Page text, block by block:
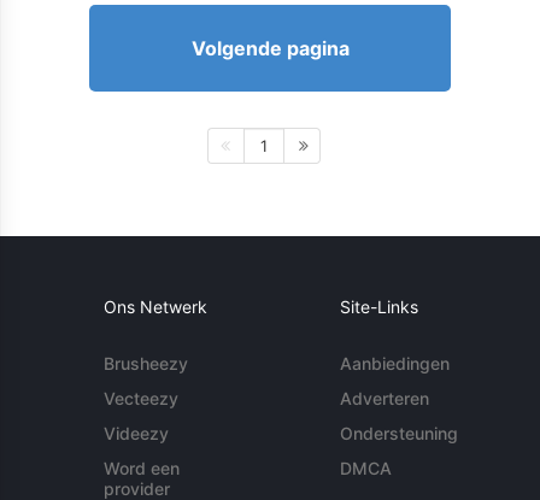
Volgende pagina
1
Ons Netwerk
Brusheezy
Vecteezy
Videezy
Word een
provider
Site-Links
Aanbiedingen
Adverteren
Ondersteuning
DMCA